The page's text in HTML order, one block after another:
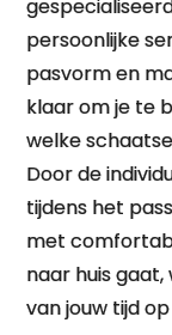
persoonlijke
pasvorm en
klaar om je te
welke
Door de
tijdens het
met
naar huis
van jouw tijd